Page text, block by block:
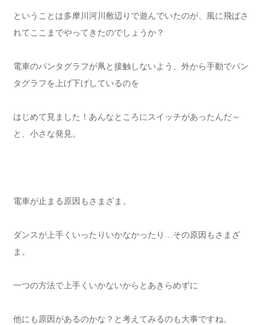
ということは多摩川河川敷辺りで遊んでいたのが、風に飛ばさ
れてここまでやってきたのでしょうか？
電車のパンタグラフが凧と接触しないよう、外から手動でパン
タグラフを上げ下げしているのを
はじめて見ました！あんなところにスイッチがあったんだ～
と、小さな発見。
電車が止まる原因もさまざま。
ダンスが上手くいったりいかなかったり…その原因もさまざ
ま。
一つの方法で上手くいかないからとあきらめずに
他にも原因があるのかな？と考えてみるのも大事ですね。